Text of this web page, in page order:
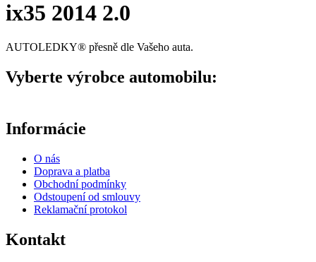
ix35 2014 2.0
AUTOLEDKY® přesně dle Vašeho auta.
Vyberte výrobce automobilu:
Informácie
O nás
Doprava a platba
Obchodní podmínky
Odstoupení od smlouvy
Reklamační protokol
Kontakt